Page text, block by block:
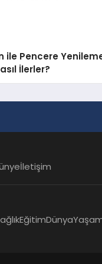
ile Pencere
İlerler?
İletişim
EğitimDünya